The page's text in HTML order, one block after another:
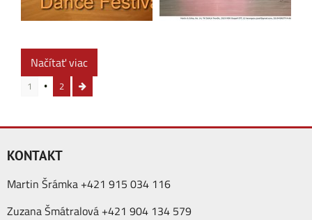
Načítať viac
1 2
KONTAKT
Martin Šrámka +421 915 034 116
Zuzana Šmátralová +421 904 134 579